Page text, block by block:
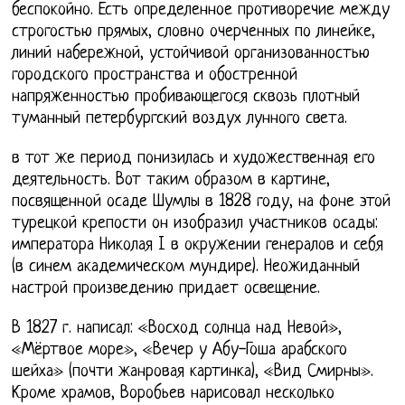
беспокойно. Есть определенное противоречие между
строгостью прямых, словно очерченных по линейке,
линий набережной, устойчивой организованностью
городского пространства и обостренной
напряженностью пробивающегося сквозь плотный
туманный петербургский воздух лунного света.
в тот же период понизилась и художественная его
деятельность. Вот таким образом в картине,
посвященной осаде Шумлы в 1828 году, на фоне этой
турецкой крепости он изобразил участников осады:
императора Николая I в окружении генералов и себя
(в синем академическом мундире). Неожиданный
настрой произведению придает освещение.
В 1827 г. написал: «Восход солнца над Невой»,
«Мёртвое море», «Вечер у Абу-Гоша арабского
шейха» (почти жанровая картинка), «Вид Смирны».
Кроме храмов, Воробьев нарисовал несколько